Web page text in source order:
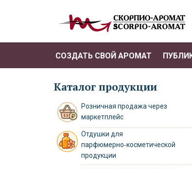
СОЗДАТЬ СВОЙ АРОМАТ
Каталог продукции
Розничная продажа через
маркетплейс
Отдушки для
парфюмерно‑косметической
продукции